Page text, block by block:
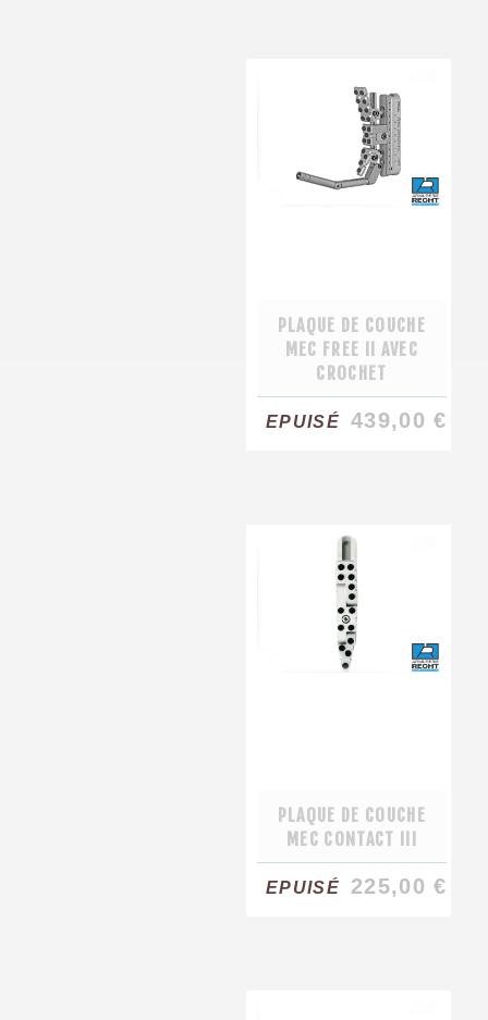
PLAQUE DE COUCHE
MEC FREE II AVEC
CROCHET
EPUISÉ 439,00 €
PLAQUE DE COUCHE
MEC CONTACT III
EPUISÉ 225,00 €